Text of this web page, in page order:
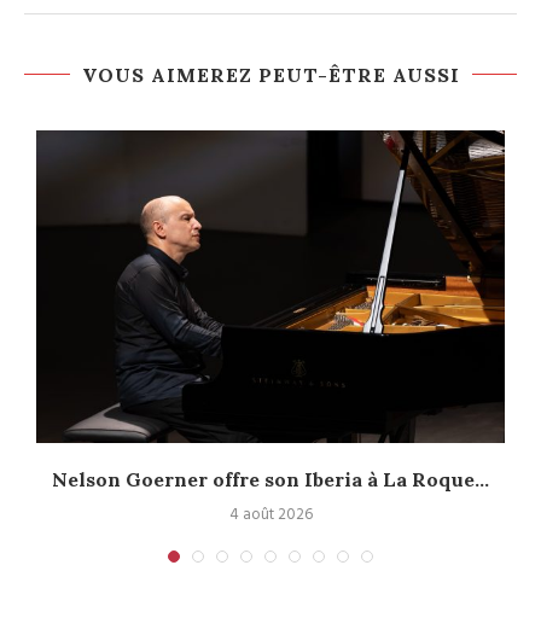
VOUS AIMEREZ PEUT-ÊTRE AUSSI
Nelson Goerner offre son Iberia à La Roque...
4 août 2026